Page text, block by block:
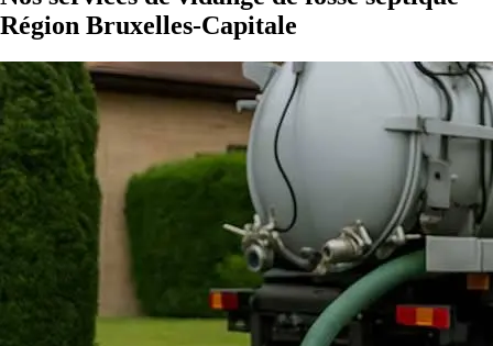
Région Bruxelles-Capitale